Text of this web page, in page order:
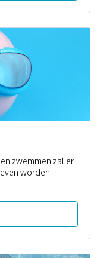
zwemmen zal er
worden